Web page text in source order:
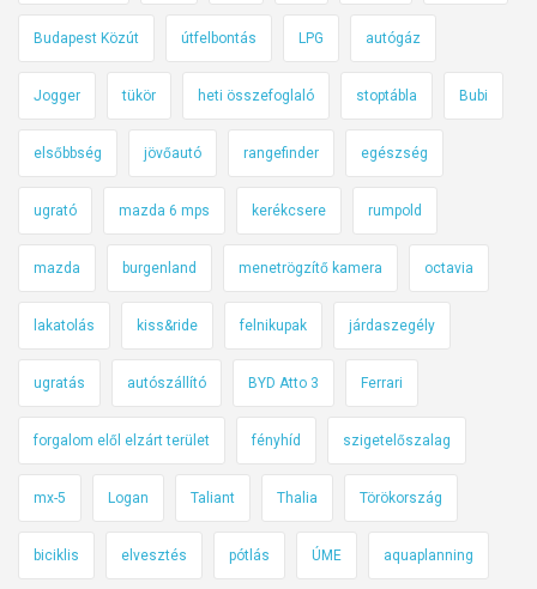
Budapest Közút útfelbontás LPG autógáz
Jogger tükör heti összefoglaló stoptábla Bubi
elsőbbség jövőautó rangefinder egészség
ugrató mazda 6 mps kerékcsere rumpold
mazda burgenland menetrögzítő kamera octavia
lakatolás kiss&ride felnikupak járdaszegély
ugratás autószállító BYD Atto 3 Ferrari
forgalom elől elzárt terület fényhíd szigetelőszalag
mx-5 Logan Taliant Thalia Törökország
biciklis elvesztés pótlás ÚME aquaplanning